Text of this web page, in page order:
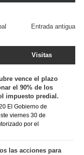
Entrada antigua
Visitas
vence el plazo
el 90% de los
impuesto predial.
El Gobierno de
viernes 30 de
por el
las acciones para